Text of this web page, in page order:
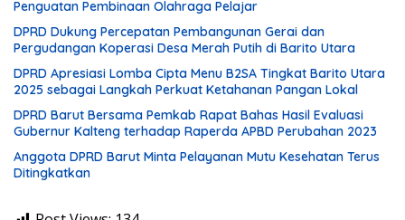
Penguatan Pembinaan Olahraga Pelajar
DPRD Dukung Percepatan Pembangunan Gerai dan
Pergudangan Koperasi Desa Merah Putih di Barito Utara
DPRD Apresiasi Lomba Cipta Menu B2SA Tingkat Barito Utara
2025 sebagai Langkah Perkuat Ketahanan Pangan Lokal
DPRD Barut Bersama Pemkab Rapat Bahas Hasil Evaluasi
Gubernur Kalteng terhadap Raperda APBD Perubahan 2023
Anggota DPRD Barut Minta Pelayanan Mutu Kesehatan Terus
Ditingkatkan